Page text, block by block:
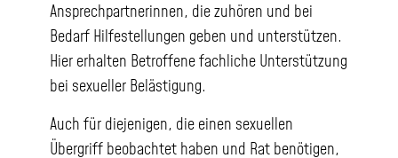
Ansprechpartnerinnen, die zuhören und bei
Bedarf Hilfestellungen geben und unterstützen.
Hier erhalten Betroffene fachliche Unterstützung
bei sexueller Belästigung.
Auch für diejenigen, die einen sexuellen
Übergriff beobachtet haben und Rat benötigen,